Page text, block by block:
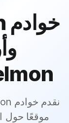
موقعًا حول